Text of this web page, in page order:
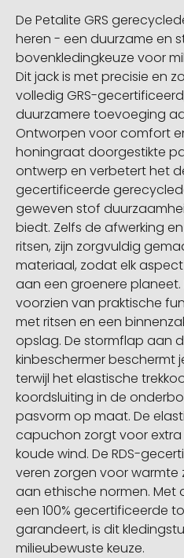
De Petalite GRS
heren - een duurzame en
bovenkledingkeuze voor
Dit jack is met precisie en
volledig GRS-
duurzamere toevoeging
Ontworpen voor comfort
honingraat doorgestikte
ontwerp en verbetert het
gecertificeerde
geweven stof
biedt. Zelfs de afwerking
ritsen, zijn zorgvuldig
materiaal, zodat elk
aan een groenere planeet.
voorzien van praktische
met ritsen en een
opslag. De stormflap aan
kinbeschermer beschermt
terwijl het elastische
koordsluiting in de
pasvorm op maat. De
capuchon zorgt voor
koude wind. De RDS-
veren zorgen voor
aan ethische normen. Met
een 100% gecertificeerde
garandeert, is dit
milieubewuste keuze.